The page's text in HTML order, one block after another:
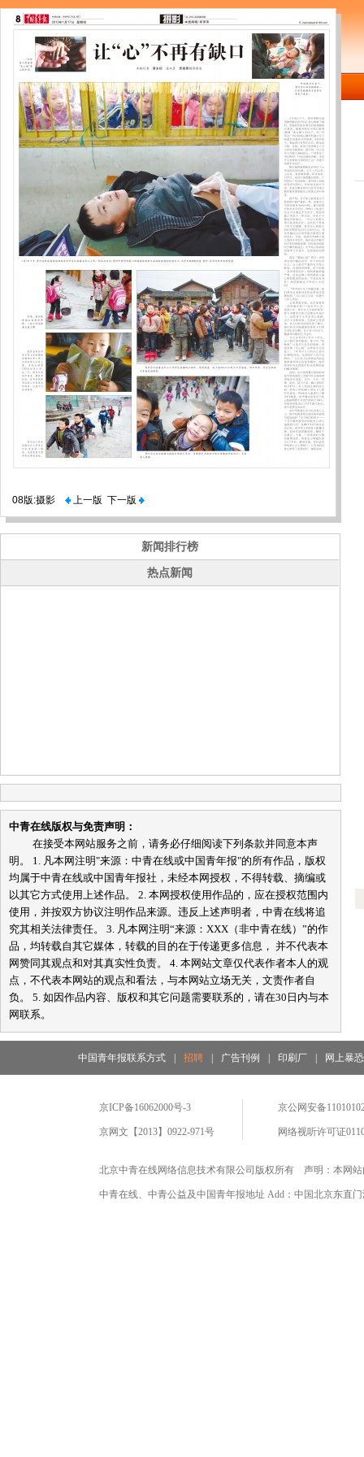
08版:摄影 上一版 下一版
新闻排行榜
热点新闻
中青在线版权与免责声明：
在接受本网站服务之前，请务必仔细阅读下列条款并同意本声
明。 1. 凡本网注明"来源：中青在线或中国青年报"的所有作品，版权
均属于中青在线或中国青年报社，未经本网授权，不得转载、摘编或
以其它方式使用上述作品。 2. 本网授权使用作品的，应在授权范围内
使用，并按双方协议注明作品来源。违反上述声明者，中青在线将追
究其相关法律责任。 3. 凡本网注明“来源：XXX（非中青在线）”的作
品，均转载自其它媒体，转载的目的在于传递更多信息， 并不代表本
网赞同其观点和对其真实性负责。 4. 本网站文章仅代表作者本人的观
点，不代表本网站的观点和看法，与本网站立场无关，文责作者自
负。 5. 如因作品内容、版权和其它问题需要联系的，请在30日内与本
网联系。
中国青年报联系方式 招聘 广告刊例 印刷厂 网上暴
京ICP备16062000号-3
京网文【2013】0922-971号
京公网安备
网络视听许可证
北京中青在线网络信息技术有限公司版权所有 声明：本网
中青在线、中青公益及中国青年报地址 Add：中国北京东直门